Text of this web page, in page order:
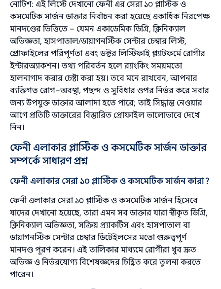
নোটিশ: এই লিস্টে দেখানো ফেনী এর সেরা ১০ প্লাস্টিক ও
কসমেটিক সার্জন ডাক্তার নির্বাচন করা হয়েছে একাধিক নিরপেক্ষ
মানদণ্ডের ভিত্তিতে – যেমন একাডেমিক ডিগ্রি, ক্লিনিক্যাল
অভিজ্ঞতা, হাসপাতাল/ডায়াগনস্টিক সেন্টার চেম্বার লিস্ট,
প্রোফাইলের পরিপূর্ণতা এবং ডক্টর লিস্টিফাই প্ল্যাটফর্মে রোগীর
ইন্টারঅ্যাকশন। তথ্য পরিবর্তন হলে র‌্যাংকিং সময়মতো
হালনাগাদ করার চেষ্টা করা হয়। তবে মনে রাখবেন, আপনার
ব্যক্তিগত রোগ–অবস্থা, পছন্দ ও সুবিধার ওপর নির্ভর করে সবার
জন্য উপযুক্ত ডাক্তার আলাদা হতে পারে; তাই সিদ্ধান্ত নেওয়ার
আগে প্রতিটি ডাক্তারের বিস্তারিত প্রোফাইল ভালোভাবে দেখে
নিন।
ফেনী এলাকার প্লাস্টিক ও কসমেটিক সার্জন ডাক্তার
সম্পর্কে সাধারণ প্রশ্ন
ফেনী এলাকার সেরা ১০ প্লাস্টিক ও কসমেটিক সার্জন কারা?
ফেনী এলাকার সেরা ১০ প্লাস্টিক ও কসমেটিক সার্জন হিসেবে
যাদের দেখানো হয়েছে, তারা এমন সব ডাক্তার যারা স্বীকৃত ডিগ্রি,
ক্লিনিক্যাল অভিজ্ঞতা, সক্রিয় প্র্যাকটিস এবং হাসপাতাল বা
ডায়াগনস্টিক সেন্টার চেম্বার ডিটেইলসের মতো গুরুত্বপূর্ণ
মানদণ্ড পূরণ করেন। এই তালিকার মাধ্যমে রোগীরা খুব দ্রুত
অভিজ্ঞ ও নির্ভরযোগ্য বিশেষজ্ঞদের চিহ্নিত করে তুলনা করতে
পারেন।